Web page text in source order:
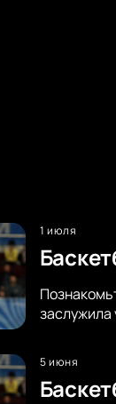
1 июля
заслужила
5 июня